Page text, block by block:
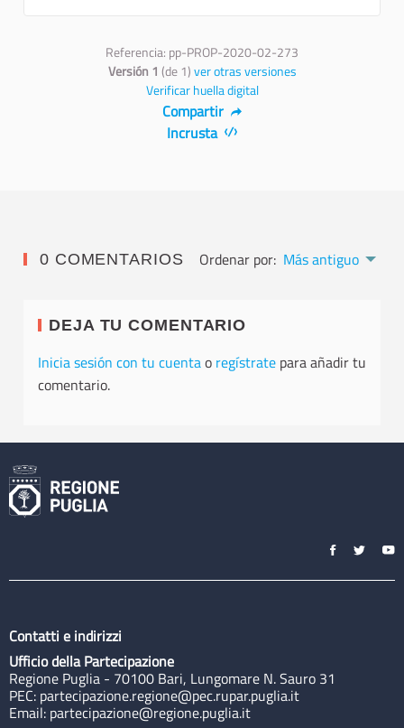
Referencia: pp-PROP-2020-02-273
Versión 1 (de 1)ver otras versiones
Verificar huella digital
Compartir
Incrusta
0 COMENTARIOS Ordenar por: Más antiguo
DEJA TU COMENTARIO
Inicia sesión con tu cuentao regístrate para añadir tu
comentario.
Contatti e indirizzi
Ufficio della Partecipazione
Regione Puglia - 70100 Bari, Lungomare N. Sauro 31
PEC: partecipazione.regione@pec.rupar.puglia.it
Email: partecipazione@regione.puglia.it